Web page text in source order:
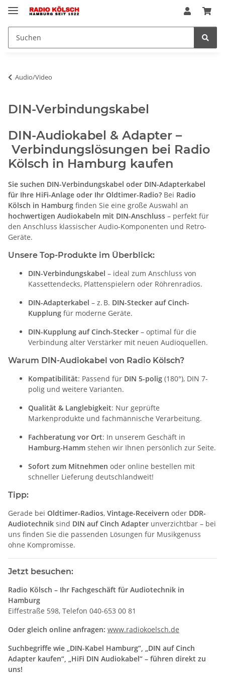
Audio/Video
DIN-Verbindungskabel
DIN-Audiokabel & Adapter –
Verbindungslösungen bei Radio
Kölsch in Hamburg kaufen
Sie suchen DIN-Verbindungskabel oder DIN-Adapterkabel
für Ihre HiFi-Anlage oder Ihr Oldtimer-Radio? Bei Radio
Kölsch in Hamburg finden Sie eine große Auswahl an
hochwertigen Audiokabeln mit DIN-Anschluss – perfekt für
den Anschluss klassischer Audio-Komponenten und Retro-
Geräte.
Unsere Top-Produkte im Überblick:
DIN-Verbindungskabel – ideal zum Anschluss von
Kassettendecks, Plattenspielern oder Röhrenradios.
DIN-Adapterkabel – z. B. DIN-Stecker auf Cinch-
Kupplung für moderne Geräte.
DIN-Kupplung auf Cinch-Stecker – optimal für die
Verbindung alter Verstärker mit neuen Audioquellen.
Warum DIN-Audiokabel von Radio Kölsch?
Kompatibilität: Passend für DIN 5-polig (180°), DIN 7-
polig und weitere Varianten.
Qualität & Langlebigkeit: Nur geprüfte
Markenprodukte und fachmännische Verarbeitung.
Fachberatung vor Ort: In unserem Geschäft in
Hamburg-Hamm stehen wir Ihnen persönlich zur Seite.
Sofort zum Mitnehmen oder online bestellen mit
schneller Lieferung deutschlandweit!
Tipp:
Gerade bei Oldtimer-Radios, Vintage-Receivern oder DDR-
Audiotechnik sind DIN auf Cinch Adapter unverzichtbar – bei
uns finden Sie die passenden Lösungen für Musikgenuss
ohne Kompromisse.
Jetzt besuchen:
Radio Kölsch – Ihr Fachgeschäft für Audiotechnik in
Hamburg
Eiffestraße 598, Telefon 040-653 00 81
Oder gleich online anfragen: www.radiokoelsch.de
Suchbegriffe wie „DIN-Kabel Hamburg“, „DIN auf Cinch
Adapter kaufen“, „HiFi DIN Audiokabel“ – führen direkt zu
uns!